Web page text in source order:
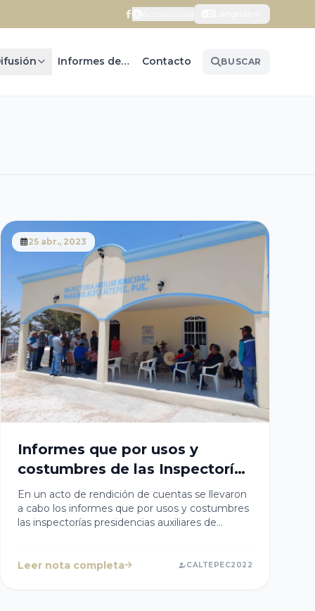
Informes de Gobierno Contacto BUSCAR
25 abr., 2023
Informes que por usos y
costumbres de las Inspectorías
Presidencias Auxiliares
En un acto de rendición de cuentas se llevaron
a cabo los informes que por usos y costumbres
las inspectorías presidencias auxiliares de
Presidenta Cristy Cabanzo estuvo presente
Leer nota completa CALTEPEC2022